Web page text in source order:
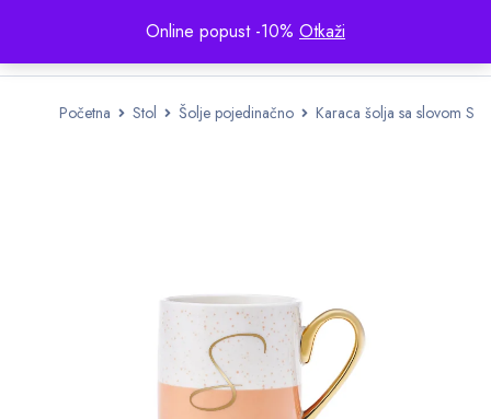
Online popust -10% Otkaži
Početna Stol Šolje pojedinačno Karaca šolja sa slovom S